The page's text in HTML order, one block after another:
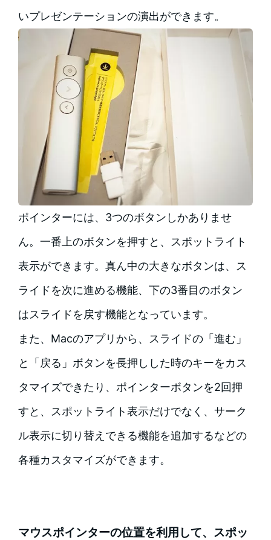
いプレゼンテーションの演出ができます。
ポインターには、3つのボタンしかありませ
ん。一番上のボタンを押すと、スポットライト
表示ができます。真ん中の大きなボタンは、ス
ライドを次に進める機能、下の3番目のボタン
はスライドを戻す機能となっています。
また、Macのアプリから、スライドの「進む」
と「戻る」ボタンを長押しした時のキーをカス
タマイズできたり、ポインターボタンを2回押
すと、スポットライト表示だけでなく、サーク
ル表示に切り替えできる機能を追加するなどの
各種カスタマイズができます。
マウスポインターの位置を利用して、スポッ